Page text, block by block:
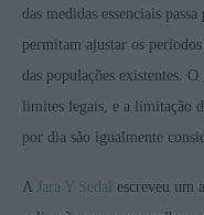
das medidas essenciais
permitam ajustar os
das populações existentes.
limites legais, e a limitação
por dia são igualmente
A Jara Y Sedal escreveu um